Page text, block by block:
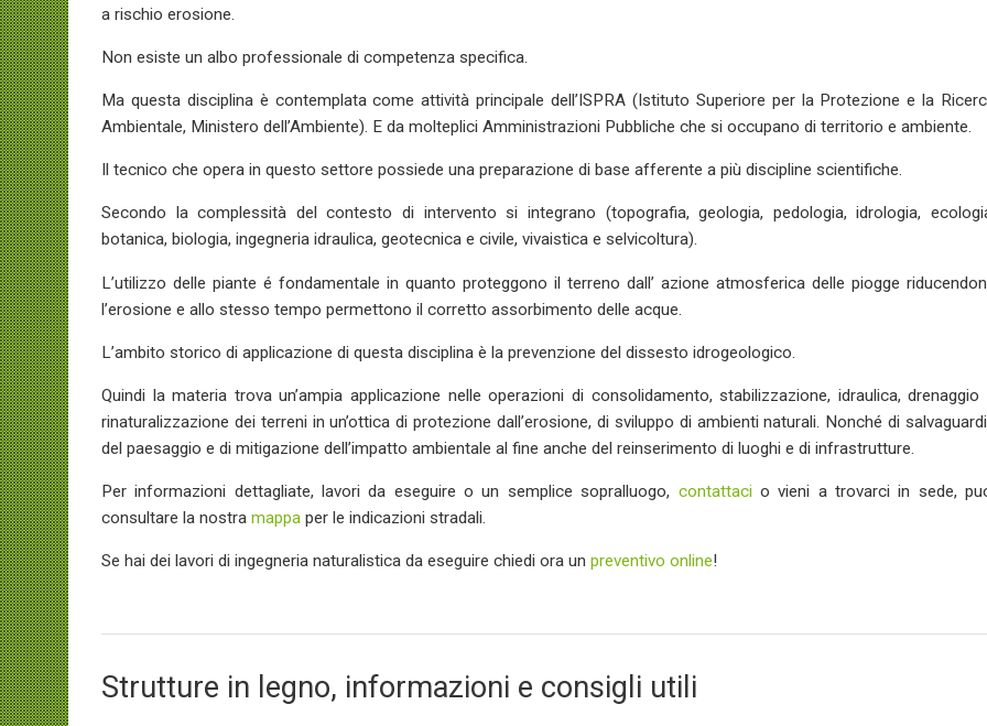
a rischio erosione.
Non esiste un albo professionale di competenza specifica.
Ma questa disciplina è contemplata come attività principale dell’ISPRA (Istituto Superiore per la Protezione e la
Ambientale, Ministero dell’Ambiente). E da molteplici Amministrazioni Pubbliche che si occupano di territorio e ambiente.
Il tecnico che opera in questo settore possiede una preparazione di base afferente a più discipline scientifiche.
Secondo la complessità del contesto di intervento si integrano (topografia, geologia, pedologia, idrologia,
botanica, biologia, ingegneria idraulica, geotecnica e civile, vivaistica e selvicoltura).
L’utilizzo delle piante é fondamentale in quanto proteggono il terreno dall’ azione atmosferica delle piogge
l’erosione e allo stesso tempo permettono il corretto assorbimento delle acque.
L’ambito storico di applicazione di questa disciplina è la prevenzione del dissesto idrogeologico.
Quindi la materia trova un’ampia applicazione nelle operazioni di consolidamento, stabilizzazione, idraulica, drenaggio
rinaturalizzazione dei terreni in un’ottica di protezione dall’erosione, di sviluppo di ambienti naturali. Nonché di
del paesaggio e di mitigazione dell’impatto ambientale al fine anche del reinserimento di luoghi e di infrastrutture.
Per informazioni dettagliate, lavori da eseguire o un semplice sopralluogo, contattaci o vieni a trovarci in sede,
consultare la nostra mappa per le indicazioni stradali.
Se hai dei lavori di ingegneria naturalistica da eseguire chiedi ora un preventivo online!
Strutture in legno, informazioni e consigli utili